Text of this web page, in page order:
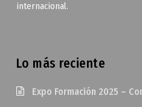
internacional.
Lo más reciente
Expo Formación 2025 –